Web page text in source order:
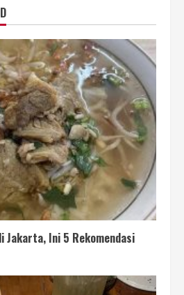
Jakarta, Ini 5 Rekomendasi